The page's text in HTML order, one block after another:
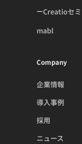
Creatioセ
mabl
Company
企業情報
導入事例
採用
ニュース